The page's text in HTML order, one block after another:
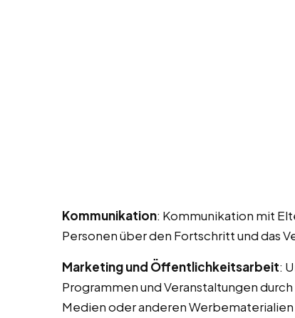
Kommunikation: Kommunikation mit
Personen über den Fortschritt und das
Marketing und Öffentlichkeitsarbeit:
Programmen und Veranstaltungen
Medien oder anderen